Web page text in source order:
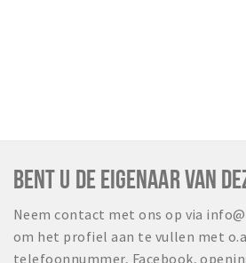
BENT U DE EIGENAAR VAN
Neem contact met ons op via
om het profiel aan te vullen met
telefoonnummer, Facebook,